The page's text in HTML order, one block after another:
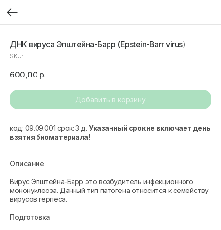
ДНК вируса Эпштейна-Барр (Epstein-Barr virus)
SKU:
600,00 р.
Добавить в корзину
код: 09.09.001 срок: 3 д.Указанный срок не включает день
взятия биоматериала!
Описание
Вирус Эпштейна-Барр это возбудитель инфекционного
мононуклеоза. Данный тип патогена относится к семейству
вирусов герпеса.
Подготовка